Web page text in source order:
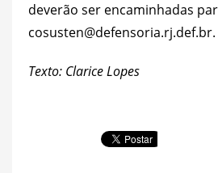
deverão ser encaminhadas
cosusten@defensoria.rj.def.br.
Texto: Clarice Lopes